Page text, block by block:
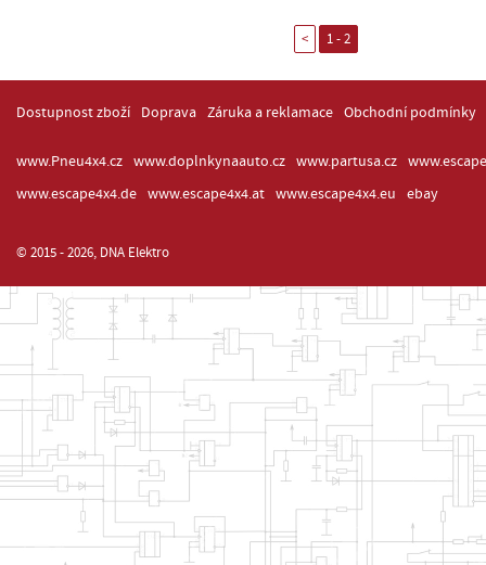
< 1 - 2
Dostupnost zboží Doprava Záruka a reklamace Obchodní podmínky
www.Pneu4x4.cz www.doplnkynaauto.cz www.partusa.cz
www.escape4x4.de
www.escape4x4.at www.escape4x4.eu ebay
© 2015 - 2026, DNA Elektro